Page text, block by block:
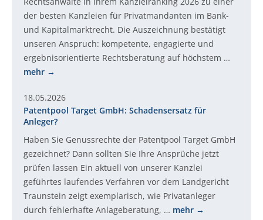
der besten Kanzleien für Privatmandanten im Bank-
und Kapitalmarktrecht. Die Auszeichnung bestätigt
unseren Anspruch: kompetente, engagierte und
ergebnisorientierte Rechtsberatung auf höchstem …
mehr
18.05.2026
Patentpool Target GmbH: Schadensersatz für
Anleger?
Haben Sie Genussrechte der Patentpool Target GmbH
gezeichnet? Dann sollten Sie Ihre Ansprüche jetzt
prüfen lassen Ein aktuell von unserer Kanzlei
geführtes laufendes Verfahren vor dem Landgericht
Traunstein zeigt exemplarisch, wie Privatanleger
durch fehlerhafte Anlageberatung, … mehr